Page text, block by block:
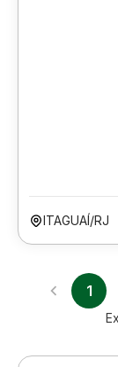
ITAGUAÍ/RJ
1